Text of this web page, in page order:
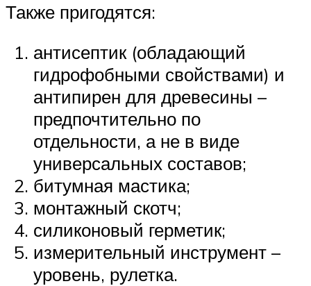
Также пригодятся:
антисептик (обладающий
гидрофобными свойствами) и
антипирен для древесины –
предпочтительно по
отдельности, а не в виде
универсальных составов;
битумная мастика;
монтажный скотч;
силиконовый герметик;
измерительный инструмент –
уровень, рулетка.